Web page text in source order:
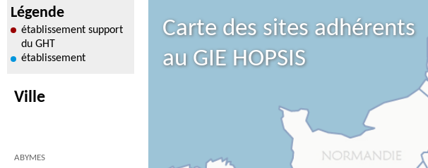
Légende
établissement support
du GHT
établissement
Ville
ABYMES
Carte des sites adhérents
au GIE HOPSIS